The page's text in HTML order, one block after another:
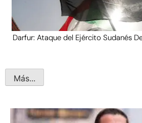
Darfur: Ataque del Ejército Sudanés
Más...